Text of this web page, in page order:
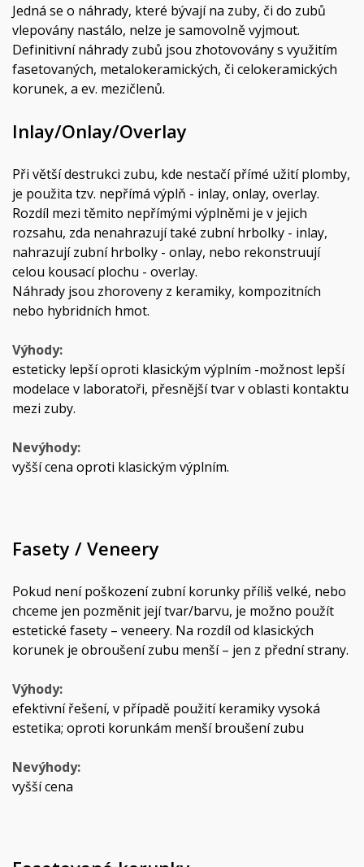
Jedná se o náhrady, které bývají na zuby, či do zubů
vlepovány nastálo, nelze je samovolně vyjmout.
Definitivní náhrady zubů jsou zhotovovány s využitím
fasetovaných, metalokeramických, či celokeramických
korunek, a ev. mezičlenů.
Inlay/Onlay/Overlay
Při větší destrukci zubu, kde nestačí přímé užití plomby,
je použita tzv. nepřímá výplň - inlay, onlay, overlay.
Rozdíl mezi těmito nepřímými výplněmi je v jejich
rozsahu, zda nenahrazují také zubní hrbolky - inlay,
nahrazují zubní hrbolky - onlay, nebo rekonstruují
celou kousací plochu - overlay.
Náhrady jsou zhoroveny z keramiky, kompozitních
nebo hybridních hmot.
Výhody:
esteticky lepší oproti klasickým výplním -možnost lepší
modelace v laboratoři, přesnější tvar v oblasti kontaktu
mezi zuby.
Nevýhody:
vyšší cena oproti klasickým výplním.
Fasety / Veneery
Pokud není poškození zubní korunky příliš velké, nebo
chceme jen pozměnit její tvar/barvu, je možno použít
estetické fasety – veneery. Na rozdíl od klasických
korunek je obroušení zubu menší – jen z přední strany.
Výhody:
efektivní řešení, v případě použití keramiky vysoká
estetika; oproti korunkám menší broušení zubu
Nevýhody:
vyšší cena